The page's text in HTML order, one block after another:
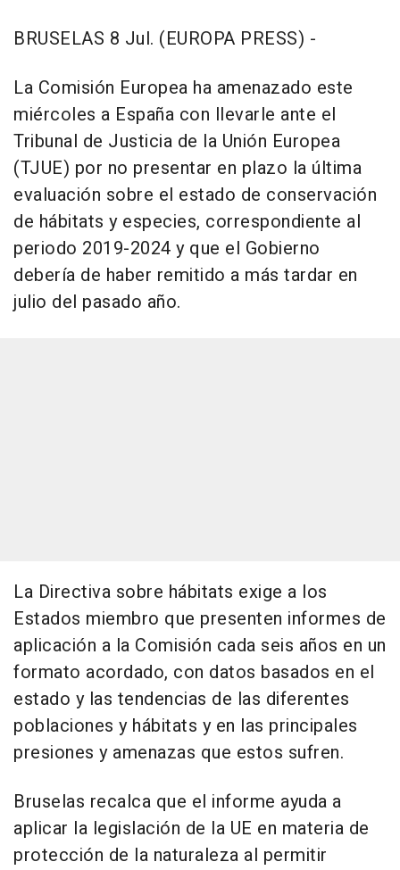
BRUSELAS 8 Jul. (EUROPA PRESS) -
La Comisión Europea ha amenazado este
miércoles a España con llevarle ante el
Tribunal de Justicia de la Unión Europea
(TJUE) por no presentar en plazo la última
evaluación sobre el estado de conservación
de hábitats y especies, correspondiente al
periodo 2019-2024 y que el Gobierno
debería de haber remitido a más tardar en
julio del pasado año.
La Directiva sobre hábitats exige a los
Estados miembro que presenten informes de
aplicación a la Comisión cada seis años en un
formato acordado, con datos basados en el
estado y las tendencias de las diferentes
poblaciones y hábitats y en las principales
presiones y amenazas que estos sufren.
Bruselas recalca que el informe ayuda a
aplicar la legislación de la UE en materia de
protección de la naturaleza al permitir